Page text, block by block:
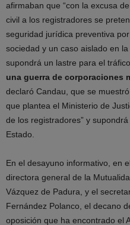
afirmaban que “con la excusa
civil a los registradores se
seguridad jurídica preventiva
sociedad y un caso aislado en
supondrá un lastre para el
una guerra de corporaciones
declaró Candau, que se
que plantea el Ministerio de
de los registradores” y
Estado.
En el desayuno informativo, en
directora general de la
Vázquez de Padura, y el
Fernández Polanco, el decano
oposición que ha encontrado el